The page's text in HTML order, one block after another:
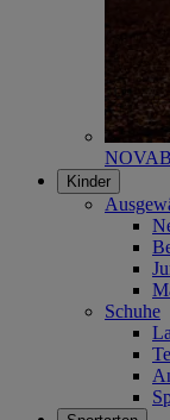
Kinder
Schuhe